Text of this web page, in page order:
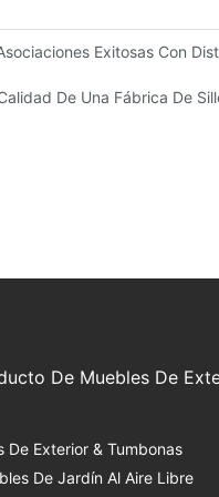
De Su NegocioExitosas Con
De Una Fábrica De
De Muebles De
De Exterior & Tumbonas
De Jardín Al Aire Libre